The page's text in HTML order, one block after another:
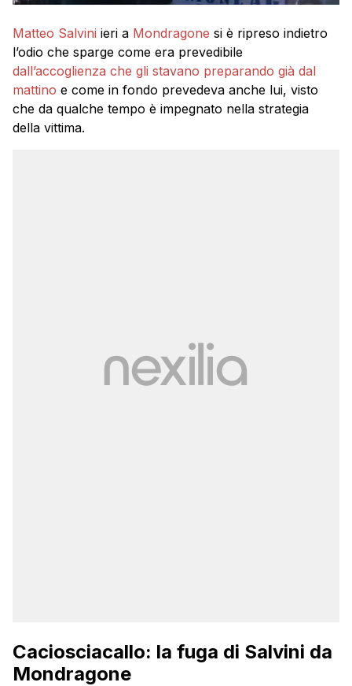
Matteo Salvini ieri a Mondragone si è ripreso indietro
l’odio che sparge come era prevedibile
dall’accoglienza che gli stavano preparando già dal
mattino e come in fondo prevedeva anche lui, visto
che da qualche tempo è impegnato nella strategia
della vittima.
Caciosciacallo: la fuga di Salvini da
Mondragone